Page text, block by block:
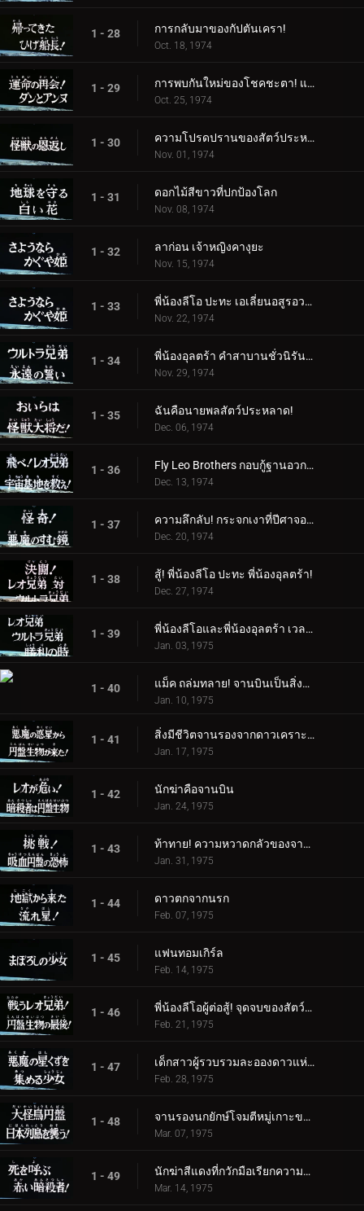
1 - 28 การกลับมาของกัปตันเครา!
Oct. 18, 1974
1 - 29 การพบกันใหม่ของโชคชะตา! แดนและแอนน์
Oct. 25, 1974
1 - 30 ความโปรดปรานของสัตว์ประหลาด
Nov. 01, 1974
1 - 31 ดอกไม้สีขาวที่ปกป้องโลก
Nov. 08, 1974
1 - 32 ลาก่อน เจ้าหญิงคางุยะ
Nov. 15, 1974
1 - 33 พี่น้องลีโอ ปะทะ เอเลี่ยนอสูรอวกาศ
Nov. 22, 1974
1 - 34 พี่น้องอุลตร้า คำสาบานชั่วนิรันดร์
Nov. 29, 1974
1 - 35 ฉันคือนายพลสัตว์ประหลาด!
Dec. 06, 1974
1 - 36 Fly Leo Brothers กอบกู้ฐานอวกาศ!
Dec. 13, 1974
1 - 37 ความลึกลับ! กระจกเงาที่ปีศาจอาศัยอยู่
Dec. 20, 1974
1 - 38 สู้! พี่น้องลีโอ ปะทะ พี่น้องอุลตร้า!
Dec. 27, 1974
1 - 39 พี่น้องลีโอและพี่น้องอุลตร้า เวลาแห่งชัยชนะ
Jan. 03, 1975
1 - 40 แม็ค ถล่มทลาย! จานบินเป็นสิ่งมีชีวิต
Jan. 10, 1975
1 - 41 สิ่งมีชีวิตจานรองจากดาวเคราะห์ชั่วร้ายอยู่ที่นี่แล้ว!
Jan. 17, 1975
1 - 42 นักฆ่าคือจานบิน
Jan. 24, 1975
1 - 43 ท้าทาย! ความหวาดกลัวของจานดูดเลือด
Jan. 31, 1975
1 - 44 ดาวตกจากนรก
Feb. 07, 1975
1 - 45 แฟนทอมเกิร์ล
Feb. 14, 1975
1 - 46 พี่น้องลีโอผู้ต่อสู้! จุดจบของสัตว์ร้ายจานบิน
Feb. 21, 1975
1 - 47 เด็กสาวผู้รวบรวมละอองดาวแห่งปีศาจ
Feb. 28, 1975
1 - 48 จานรองนกยักษ์โจมตีหมู่เกาะของญี่ปุ่น
Mar. 07, 1975
1 - 49 นักฆ่าสีแดงที่กวักมือเรียกความตาย!
Mar. 14, 1975